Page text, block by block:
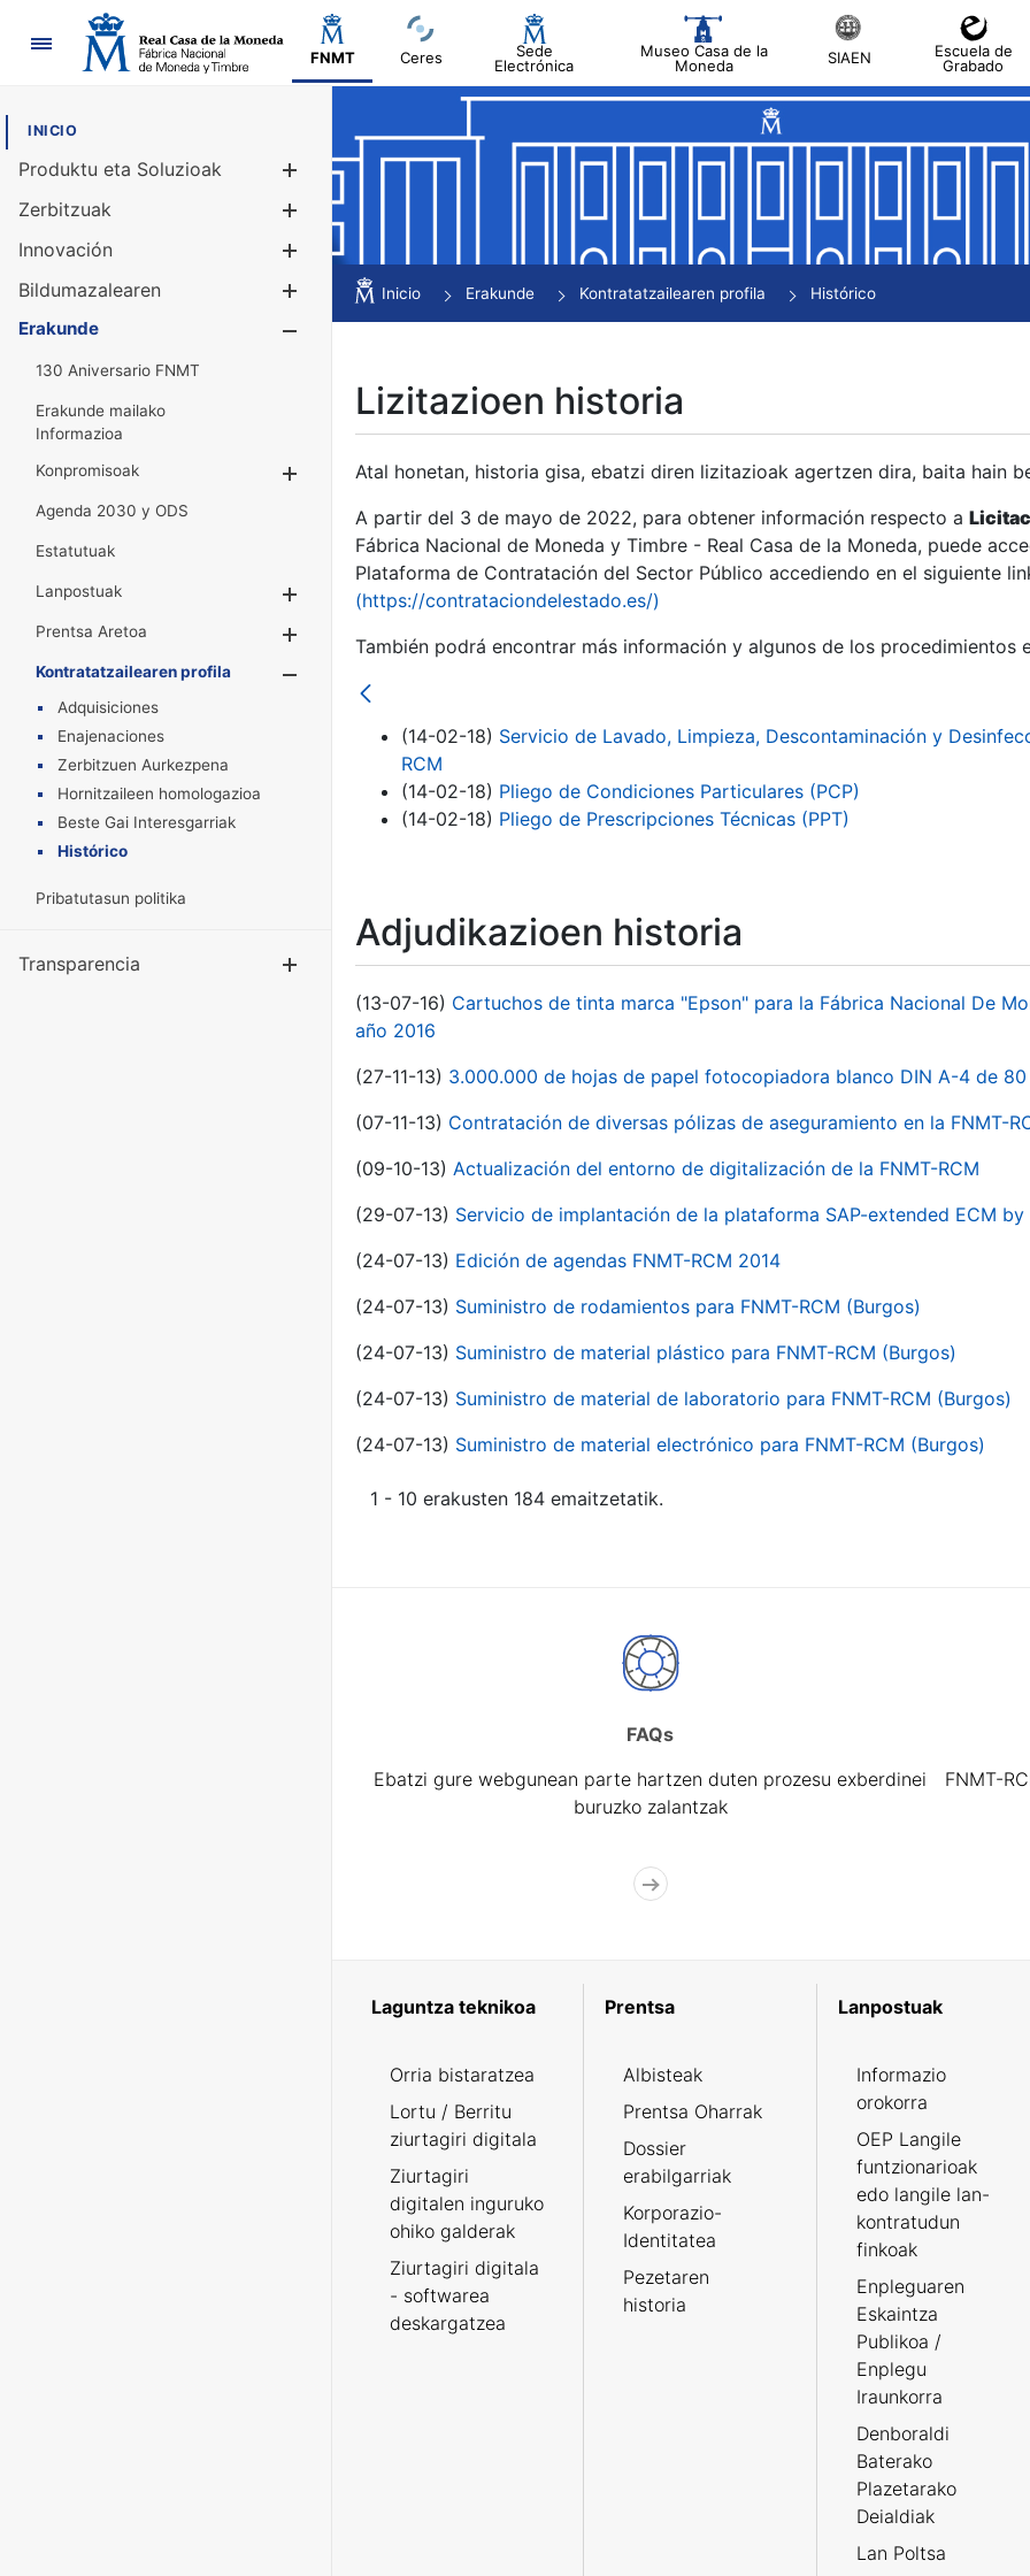
Nabigazioa
FNMT Ceres
Sede
Electrónica
Museo Casa de la
Moneda
SIAEN
Escuela de
Grabado
INICIO
Produktu eta Soluzioak
Erakutsi/Ezkutatu
Zerbitzuak
Innovación
Bildumazalearen
Erakutsi/Ezkutatu
Erakunde
130 Aniversario FNMT
Erakunde mailako
Informazioa
Konpromisoak
Erakutsi/Ezkutatu
Agenda 2030 y ODS
Estatutuak
Lanpostuak
Erakutsi/Ezkutatu
Prentsa Aretoa
Erakutsi/Ezkutatu
Kontratatzailearen profila
Adquisiciones
Enajenaciones
Zerbitzuen Aurkezpena
Hornitzaileen homologazioa
Beste Gai Interesgarriak
Histórico
Pribatutasun politika
Transparencia Erakutsi/Ezkutatu
Inicio Erakunde Kontratatzailearen profila Histórico
Lizitazioen historia
Atal honetan, historia gisa, ebatzi diren lizitazioak agertzen dira, baita hain
A partir del 3 de mayo de 2022, para obtener información respecto a
Fábrica Nacional de Moneda y Timbre - Real Casa de la Moneda, puede
Plataforma de Contratación del Sector Público accediendo en el siguiente
(https://contrataciondelestado.es/)
También podrá encontrar más información y algunos de los procedimientos
(14-02-18) Servicio de Lavado, Limpieza, Descontaminación y
RCM
(14-02-18) Pliego de Condiciones Particulares (PCP)
(14-02-18) Pliego de Prescripciones Técnicas (PPT)
Adjudikazioen historia
(13-07-16) Cartuchos de tinta marca "Epson" para la Fábrica Nacional De
año 2016
(27-11-13) 3.000.000 de hojas de papel fotocopiadora blanco DIN A-4 de 80
(07-11-13) Contratación de diversas pólizas de aseguramiento en la FNMT-
(09-10-13) Actualización del entorno de digitalización de la FNMT-RCM
(29-07-13) Servicio de implantación de la plataforma SAP-extended ECM by
(24-07-13) Edición de agendas FNMT-RCM 2014
(24-07-13) Suministro de rodamientos para FNMT-RCM (Burgos)
(24-07-13) Suministro de material plástico para FNMT-RCM (Burgos)
(24-07-13) Suministro de material de laboratorio para FNMT-RCM (Burgos)
(24-07-13) Suministro de material electrónico para FNMT-RCM (Burgos)
1 - 10 erakusten 184 emaitzetatik.
FAQs
Ebatzi gure webgunean parte hartzen duten prozesu exberdinei
buruzko zalantzak
FNMT-
Laguntza teknikoa
Orria bistaratzea
Lortu / Berritu
ziurtagiri digitala
Ziurtagiri
digitalen inguruko
ohiko galderak
Ziurtagiri digitala
- softwarea
deskargatzea
Prentsa
Albisteak
Prentsa Oharrak
Dossier
erabilgarriak
Korporazio-
Identitatea
Pezetaren
historia
Lanpostuak
Informazio
orokorra
OEP Langile
funtzionarioak
edo langile lan-
kontratudun
finkoak
Enpleguaren
Eskaintza
Publikoa /
Enplegu
Iraunkorra
Denboraldi
Baterako
Plazetarako
Deialdiak
Lan Poltsa